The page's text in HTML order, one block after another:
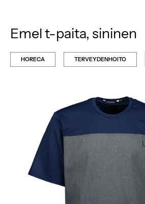
Emel t-paita, sininen
HORECA TERVEYDENHOITO